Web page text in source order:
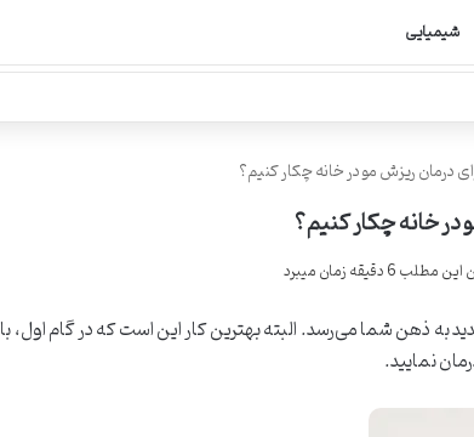
شیمیایی
درمان ریزش مو در خانه چکار کنیم؟
در خانه چکار کنیم؟
6 دقیقه زمان میبرد
ذهن شما می‌رسد. البته بهترین کار این است که در گام اول،
نمایید.